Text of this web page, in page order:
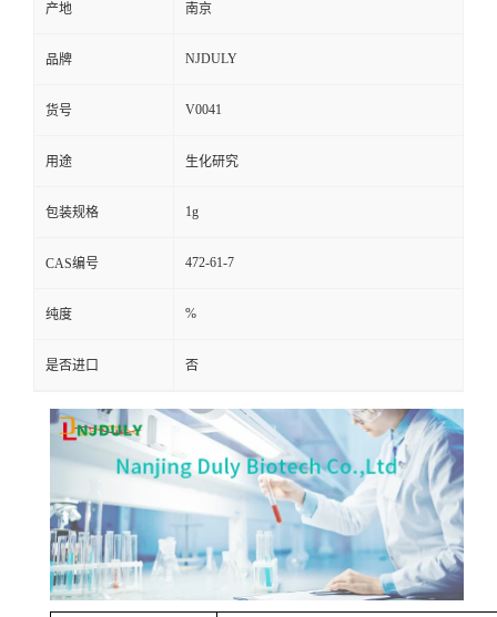
产地 南京
品牌 NJDULY
货号 V0041
用途 生化研究
包装规格 1g
CAS编号 472-61-7
纯度 %
是否进口 否